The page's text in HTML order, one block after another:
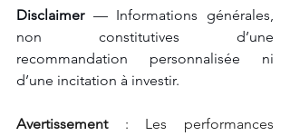
Disclaimer — Informations générales,
non constitutives d’une
recommandation personnalisée ni
d’une incitation à investir.
Avertissement
: Les performances